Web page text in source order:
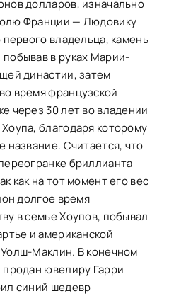
долларов, изначально
Франции — Людовику
владельца, камень
в руках Марии-
династии, затем
время французской
через 30 лет во владении
благодаря которому
название. Считается, что
бриллианта
как на тот момент его вес
долгое время
в семье Хоупов, побывал
и американской
Маклин. В конечном
ювелиру Гарри
синий шедевр